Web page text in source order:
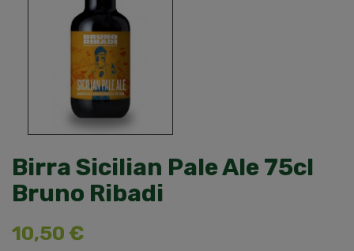
Birra Sicilian Pale Ale 75cl
Bruno Ribadi
10,50 €